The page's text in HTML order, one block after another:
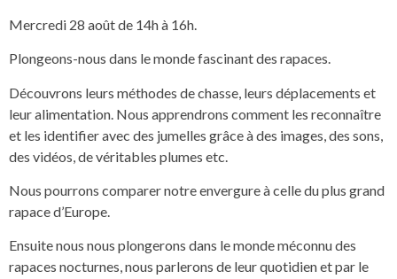
Mercredi 28 août de 14h à 16h.
Plongeons-nous dans le monde fascinant des rapaces.
Découvrons leurs méthodes de chasse, leurs déplacements et
leur alimentation. Nous apprendrons comment les reconnaître
et les identifier avec des jumelles grâce à des images, des sons,
des vidéos, de véritables plumes etc.
Nous pourrons comparer notre envergure à celle du plus grand
rapace d’Europe.
Ensuite nous nous plongerons dans le monde méconnu des
rapaces nocturnes, nous parlerons de leur quotidien et par le